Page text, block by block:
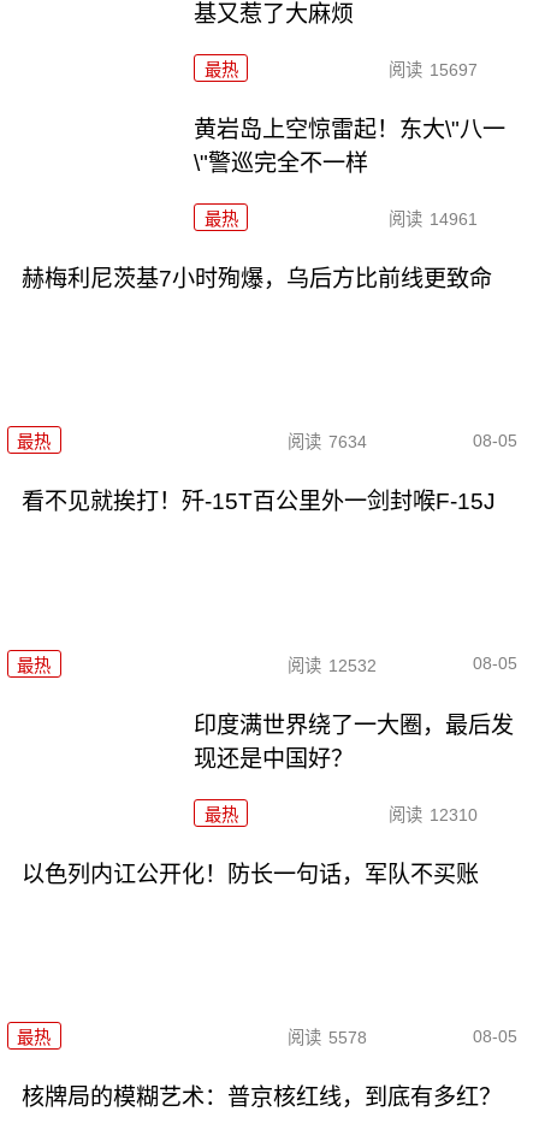
基又惹了大麻烦
最热 阅读 15697
黄岩岛上空惊雷起！东大\"八一
\"警巡完全不一样
最热 阅读 14961
赫梅利尼茨基7小时殉爆，乌后方比前线更致命
最热 阅读 7634 08-05
看不见就挨打！歼-15T百公里外一剑封喉F-15J
最热 阅读 12532 08-05
印度满世界绕了一大圈，最后发
现还是中国好？
最热 阅读 12310
以色列内讧公开化！防长一句话，军队不买账
最热 阅读 5578 08-05
核牌局的模糊艺术：普京核红线，到底有多红？